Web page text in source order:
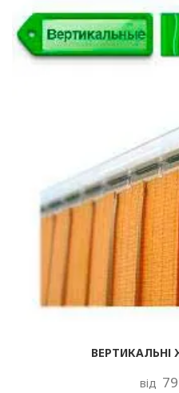
від